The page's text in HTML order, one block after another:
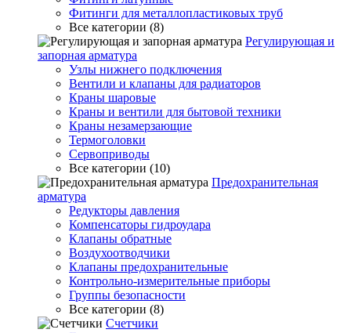
Фитинги для металлопластиковых труб
Все категории (8)
Регулирующая и
запорная арматура
Узлы нижнего подключения
Вентили и клапаны для радиаторов
Краны шаровые
Краны и вентили для бытовой техники
Краны незамерзающие
Термоголовки
Сервоприводы
Все категории (10)
Предохранительная
арматура
Редукторы давления
Компенсаторы гидроудара
Клапаны обратные
Воздухоотводчики
Клапаны предохранительные
Контрольно-измерительные приборы
Группы безопасности
Все категории (8)
Счетчики